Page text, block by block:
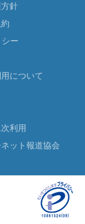
針
ー
について
利用
ット報道協会